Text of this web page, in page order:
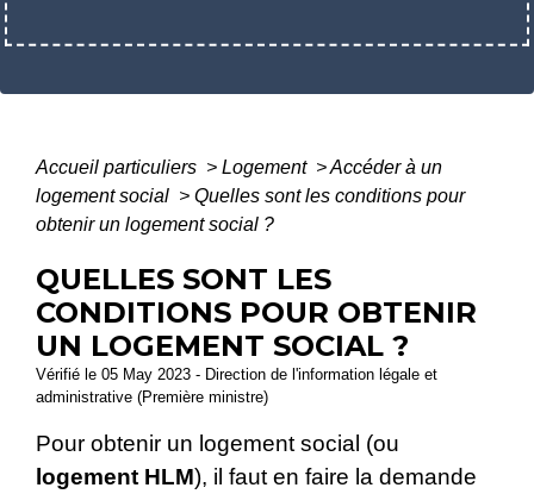
Accueil particuliers > Logement >Accéder à un
logement social > Quelles sont les conditions pour
obtenir un logement social ?
QUELLES SONT LES
CONDITIONS POUR OBTENIR
UN LOGEMENT SOCIAL ?
Vérifié le 05 May 2023 - Direction de l'information légale et
administrative (Première ministre)
Pour obtenir un logement social (ou
logement HLM), il faut en faire la demande